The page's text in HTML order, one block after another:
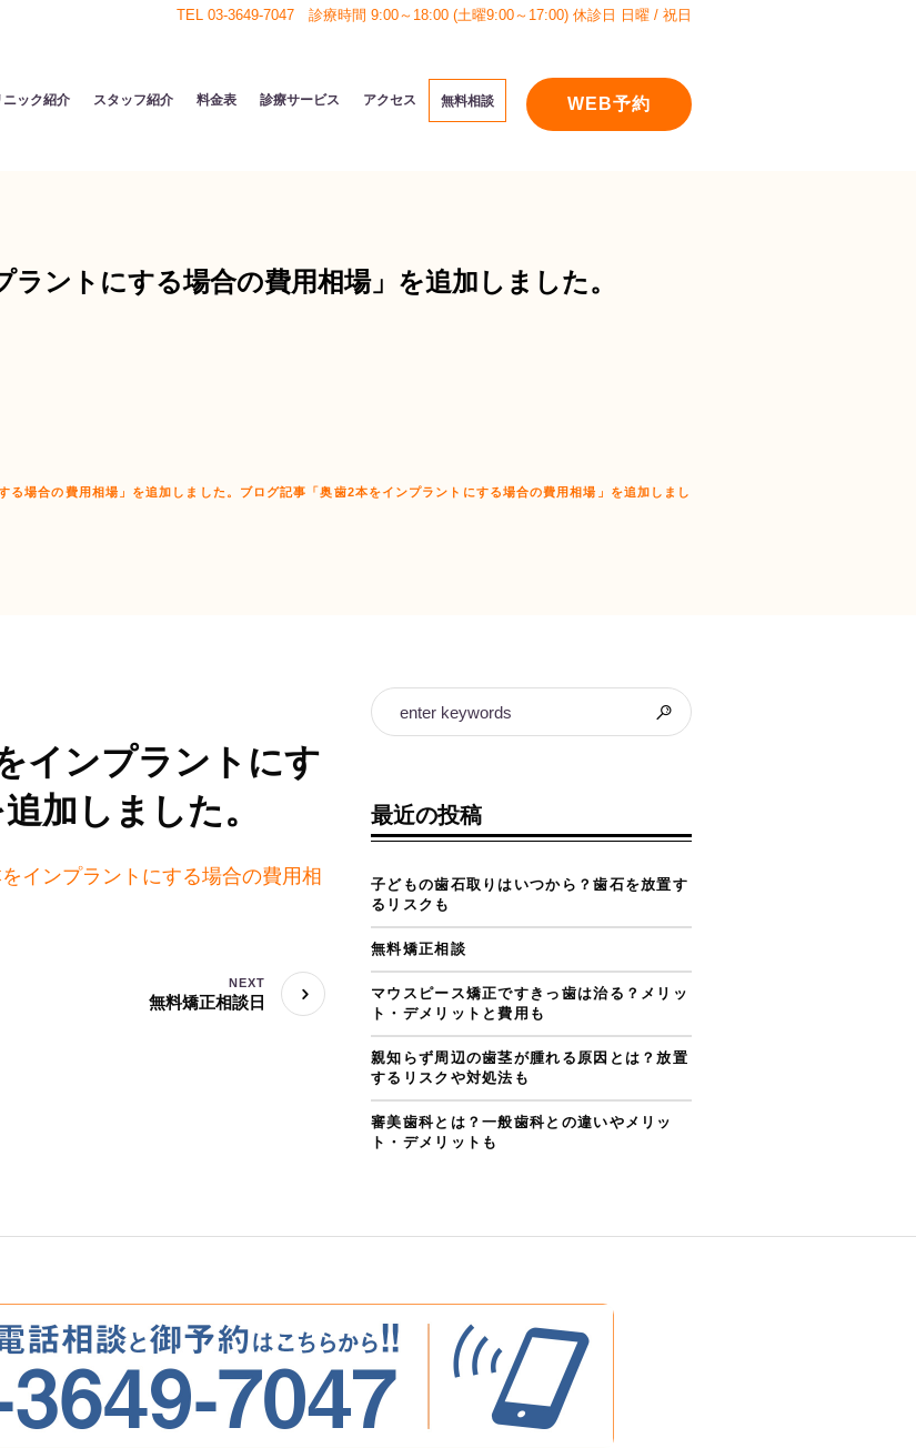
TEL 03-3649-7047 診療時間 9:00～18:00 (土曜9:00～17:00) 休診日 日曜 / 祝日
WEB予約
ニック紹介 スタッフ紹介 料金表 診療サービス アクセス 無料相談
ントにする場合の費用相場」を追加しました。
る場合の費用相場」を追加しました。 ブログ記事「奥歯2本をインプラントにする場合の費用相場」を追加しまし
インプラントにす
加しました。
インプラントにする場合の費用相
無料矯正相談日
NEXT
最近の投稿
子どもの歯石取りはいつから？歯石を放置す
るリスクも
無料矯正相談
マウスピース矯正ですきっ歯は治る？メリッ
ト・デメリットと費用も
親知らず周辺の歯茎が腫れる原因とは？放置
するリスクや対処法も
審美歯科とは？一般歯科との違いやメリッ
ト・デメリットも